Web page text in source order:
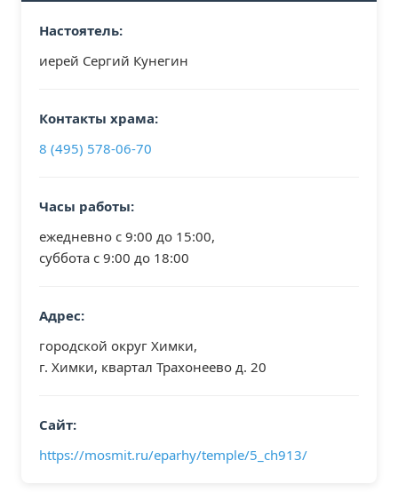
Настоятель:
иерей Сергий Кунегин
Контакты храма:
8 (495) 578-06-70
Часы работы:
ежедневно с 9:00 до 15:00,
суббота с 9:00 до 18:00
Адрес:
городской округ Химки,
г. Химки, квартал Трахонеево д. 20
Сайт:
https://mosmit.ru/eparhy/temple/5_ch913/